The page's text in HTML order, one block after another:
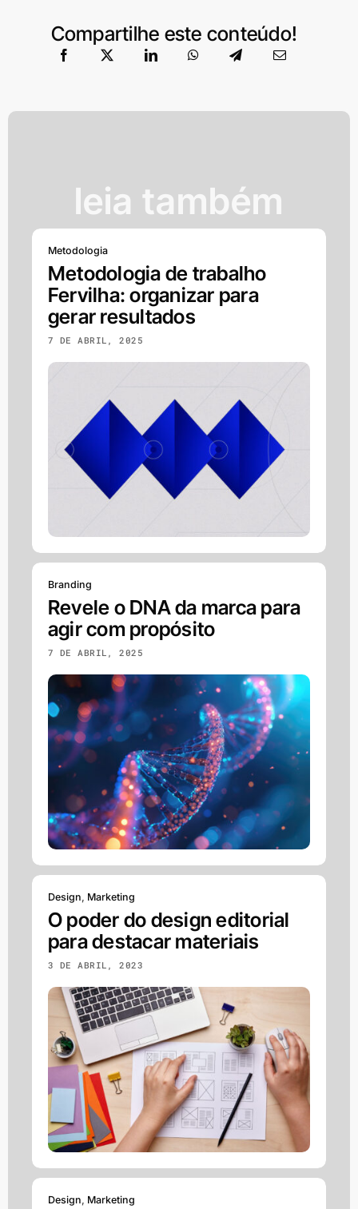
Compartilhe este conteúdo!
leia também
Metodologia
Metodologia de trabalho
Fervilha: organizar para
gerar resultados
7 DE ABRIL, 2025
Branding
Revele o DNA da marca para
agir com propósito
7 DE ABRIL, 2025
Design Marketing
O poder do design editorial
para destacar materiais
3 DE ABRIL, 2023
Design Marketing